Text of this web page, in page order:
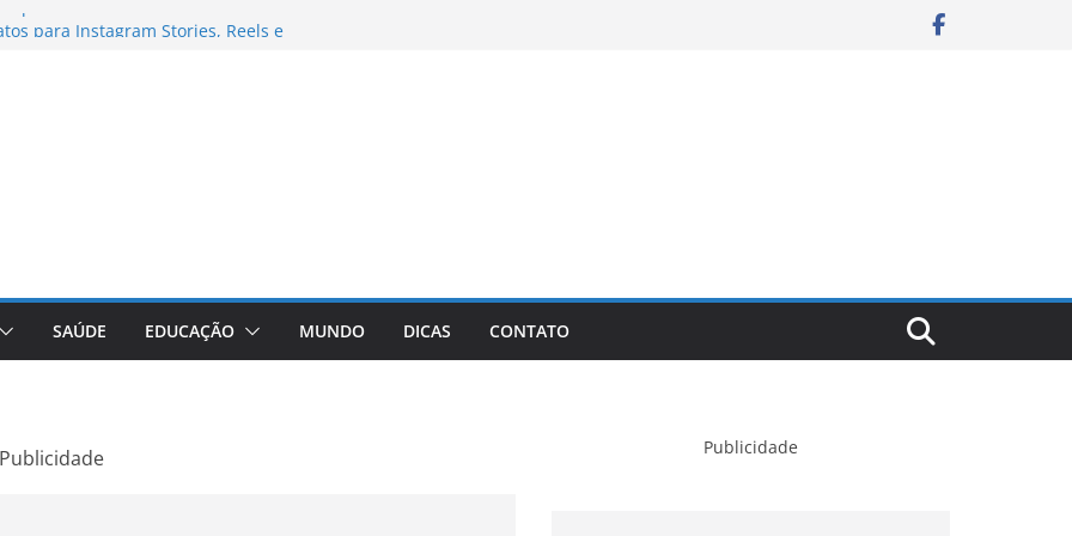
para Trabalho
de Fotos e Vídeos: A Chave para a
Comprehensive Review of the
Loss Pill
SAÚDE EDUCAÇÃO MUNDO DICAS CONTATO
Publicidade Publicidade